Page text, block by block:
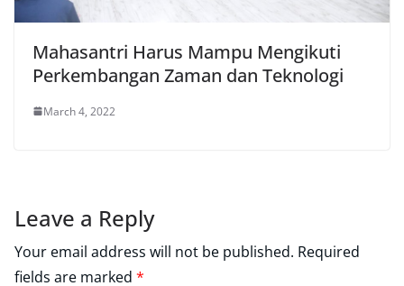
Mahasantri Harus Mampu Mengikuti
Perkembangan Zaman dan Teknologi
March 4, 2022
Leave a Reply
Your email address will not be published. Required
fields are marked *